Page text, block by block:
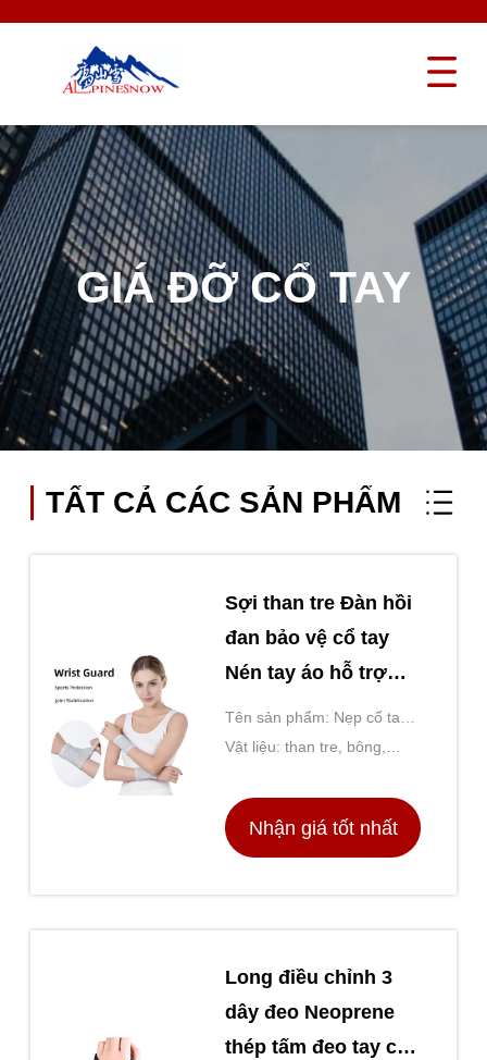
GIÁ ĐỠ CỔ TAY
TẤT CẢ CÁC SẢN PHẨM
Sợi than tre Đàn hồi
đan bảo vệ cổ tay
Nén tay áo hỗ trợ
thể thao
Tên sản phẩm: Nẹp cổ tay
co giãn mềm mại thoáng khí
Chăm sóc giảm đau khớp
bong gân
Vật liệu: than tre, bông,
Nhận giá tốt nhất
Long điều chỉnh 3
dây đeo Neoprene
thép tấm đeo tay cho